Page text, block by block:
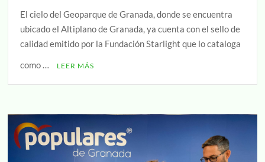
El cielo del Geoparque de Granada, donde se encuentra
ubicado el Altiplano de Granada, ya cuenta con el sello de
calidad emitido por la Fundación Starlight que lo cataloga
como …
LEER MÁS